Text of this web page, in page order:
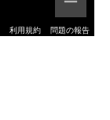
利用規約 問題の報告